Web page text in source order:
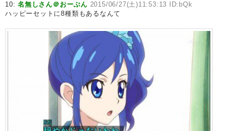
10:名無しさん＠おーぷん 2015/06/27(土)11:53:13 ID:bQk
ハッピーセットに8種類もあるなんて